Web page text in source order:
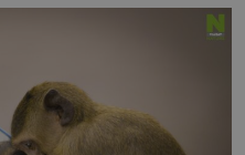
ve 20:00 na televizní